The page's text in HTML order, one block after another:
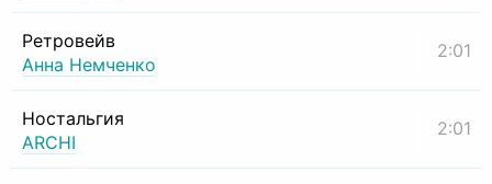
Ретровейв
Анна Немченко
2:01
Ностальгия
ARCHI
2:01